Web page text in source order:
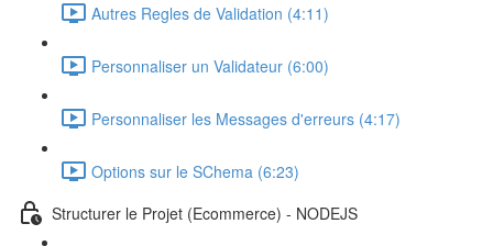
Autres Regles de Validation (4:11)
Personnaliser un Validateur (6:00)
Personnaliser les Messages d'erreurs (4:17)
Options sur le SChema (6:23)
Structurer le Projet (Ecommerce) - NODEJS